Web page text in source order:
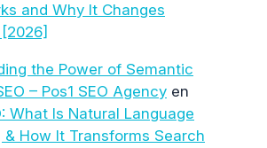
and Why It Changes
the Power of Semantic
– Pos1 SEO Agency en
What Is Natural Language
& How It Transforms Search